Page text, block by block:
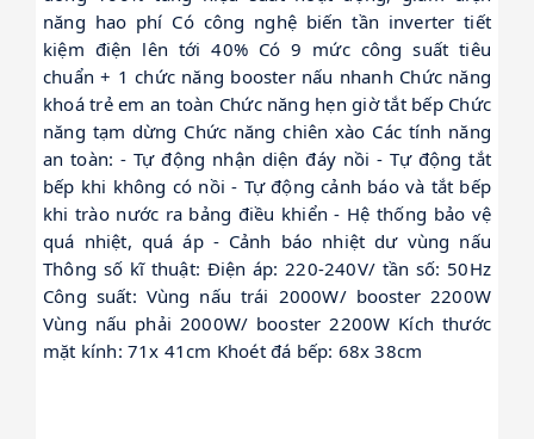
năng hao phí Có công nghệ biến tần inverter tiết
kiệm điện lên tới 40% Có 9 mức công suất tiêu
chuẩn + 1 chức năng booster nấu nhanh Chức năng
khoá trẻ em an toàn Chức năng hẹn giờ tắt bếp Chức
năng tạm dừng Chức năng chiên xào Các tính năng
an toàn: - Tự động nhận diện đáy nồi - Tự động tắt
bếp khi không có nồi - Tự động cảnh báo và tắt bếp
khi trào nước ra bảng điều khiển - Hệ thống bảo vệ
quá nhiệt, quá áp - Cảnh báo nhiệt dư vùng nấu
Thông số kĩ thuật: Điện áp: 220-240V/ tần số: 50Hz
Công suất: Vùng nấu trái 2000W/ booster 2200W
Vùng nấu phải 2000W/ booster 2200W Kích thước
mặt kính: 71x 41cm Khoét đá bếp: 68x 38cm